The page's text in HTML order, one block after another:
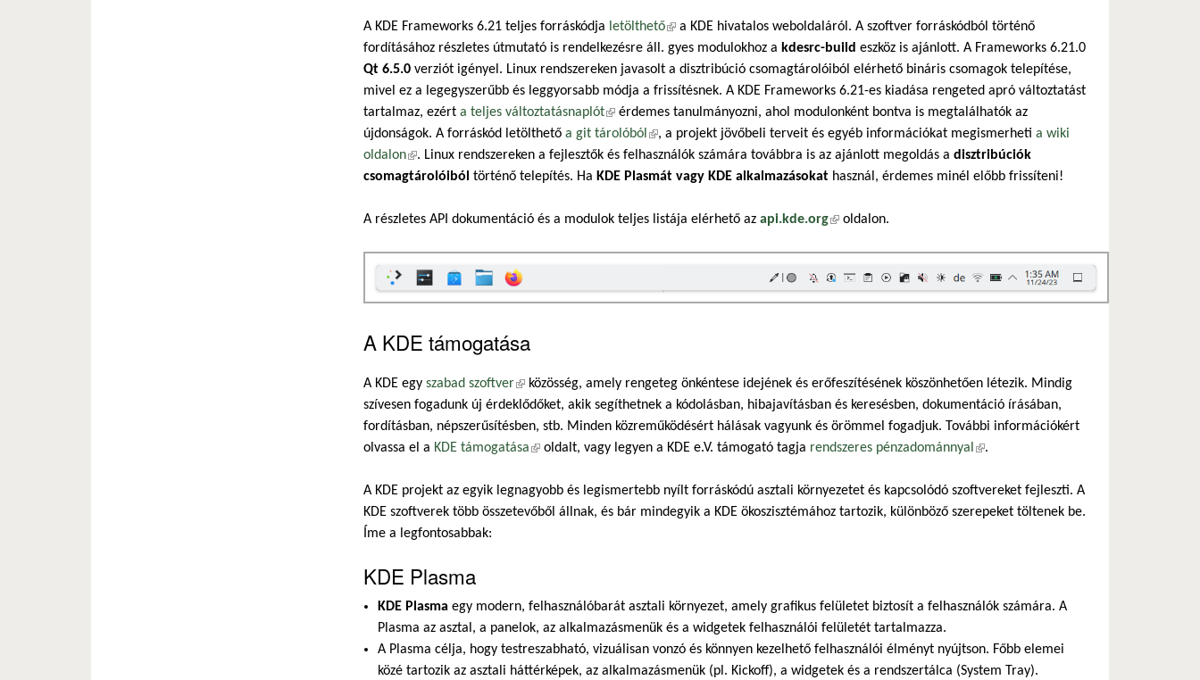
A KDE Frameworks 6.21 teljes forráskódja letölthető(külső hivatkozás)
a KDE hivatalos weboldaláról. A szoftver forráskódból történő
fordításához részletes útmutató is rendelkezésre áll. gyes modulokhoz a kdesrc-build eszköz is ajánlott. A Frameworks 6.21.0
Qt 6.5.0 verziót igényel. Linux rendszereken javasolt a disztribúció csomagtárolóiból elérhető bináris csomagok telepítése,
mivel ez a legegyszerűbb és leggyorsabb módja a frissítésnek. A KDE Frameworks 6.21-es kiadása rengeted apró változtatást
tartalmaz, ezért a teljes változtatásnaplót(külső hivatkozás)
érdemes tanulmányozni, ahol modulonként bontva is megtalálhatók az
újdonságok. A forráskód letölthető a git tárolóból (külső hivatkozás)
, a projekt jövőbeli terveit és egyéb információkat megismerheti a wiki
oldalon(külső hivatkozás)
. Linux rendszereken a fejlesztők és felhasználók számára továbbra is az ajánlott megoldás a disztribúciók
csomagtárolóiból történő telepítés. Ha KDE Plasmát vagy KDE alkalmazásokat használ, érdemes minél előbb frissíteni!
A részletes API dokumentáció és a modulok teljes listája elérhető az api.kde.org(külső hivatkozás)
oldalon.
A KDE támogatása
A KDE egy szabad szoftver(külső hivatkozás)
közösség, amely rengeteg önkéntese idejének és erőfeszítésének köszönhetően létezik. Mindig
szívesen fogadunk új érdeklődőket, akik segíthetnek a kódolásban, hibajavításban és keresésben, dokumentáció írásában,
fordításban, népszerűsítésben, stb. Minden közreműködésért hálásak vagyunk és örömmel fogadjuk. További információkért
olvassa el a KDE támogatása(külső hivatkozás)
oldalt, vagy legyen a KDE e.V. támogató tagja rendszeres pénzadománnyal(külső hivatkozás)
.
A KDE projekt az egyik legnagyobb és legismertebb nyílt forráskódú asztali környezetet és kapcsolódó szoftvereket fejleszti. A
KDE szoftverek több összetevőből állnak, és bár mindegyik a KDE ökoszisztémához tartozik, különböző szerepeket töltenek be.
Íme a legfontosabbak:
KDE Plasma
KDE Plasma egy modern, felhasználóbarát asztali környezet, amely grafikus felületet biztosít a felhasználók számára. A
Plasma az asztal, a panelok, az alkalmazásmenük és a widgetek felhasználói felületét tartalmazza.
A Plasma célja, hogy testreszabható, vizuálisan vonzó és könnyen kezelhető felhasználói élményt nyújtson. Főbb elemei
közé tartozik az asztali háttérképek, az alkalmazásmenük (pl. Kickoff), a widgetek és a rendszertálca (System Tray).